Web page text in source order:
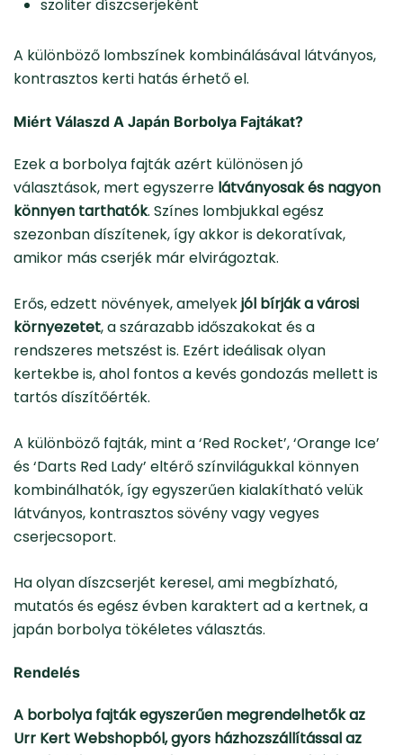
szoliter díszcserjeként
A különböző lombszínek kombinálásával látványos,
kontrasztos kerti hatás érhető el.
Miért Válaszd A Japán Borbolya Fajtákat?
Ezek a borbolya fajták azért különösen jó
választások, mert egyszerre látványosak és nagyon
könnyen tarthatók. Színes lombjukkal egész
szezonban díszítenek, így akkor is dekoratívak,
amikor más cserjék már elvirágoztak.
Erős, edzett növények, amelyekjól bírják a városi
környezetet, a szárazabb időszakokat és a
rendszeres metszést is. Ezért ideálisak olyan
kertekbe is, ahol fontos a kevés gondozás mellett is
tartós díszítőérték.
A különböző fajták, mint a ‘Red Rocket’, ‘Orange Ice’
és ‘Darts Red Lady’ eltérő színvilágukkal könnyen
kombinálhatók, így egyszerűen kialakítható velük
látványos, kontrasztos sövény vagy vegyes
cserjecsoport.
Ha olyan díszcserjét keresel, ami megbízható,
mutatós és egész évben karaktert ad a kertnek, a
japán borbolya tökéletes választás.
Rendelés
A borbolya fajták egyszerűen megrendelhetők az
Urr Kert Webshopból, gyors házhozszállítással az